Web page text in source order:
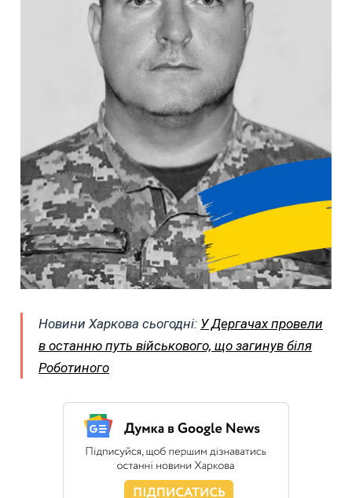
Новини Харкова сьогодні: У Дергачах провели
в останню путь військового, що загинув біля
Роботиного